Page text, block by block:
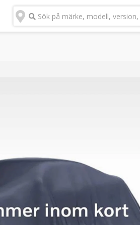
Sök på märke, modell,